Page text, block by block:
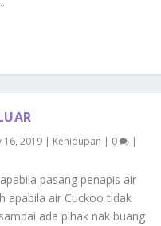
16, 2019 | Kehidupan | 0 |
pasang penapis air
apabila air Cuckoo tidak
ada pihak nak buang